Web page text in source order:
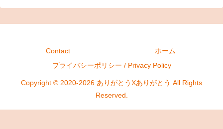
Contact
ホーム
プライバシーポリシー / Privacy Policy
Copyright © 2020-2026 ありがとうXありがとう All Rights
Reserved.